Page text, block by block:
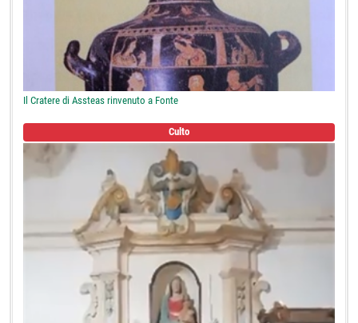
Il Cratere di Assteas rinvenuto a Fonte
Culto